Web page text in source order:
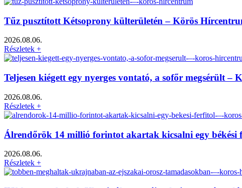
Tűz pusztított Kétsoprony külterületén – Körös
2026.08.06.
Részletek +
Teljesen kiégett egy nyerges vontató, a sofőr megsérült –
2026.08.06.
Részletek +
Álrendőrök 14 millió forintot akartak kicsalni egy
2026.08.06.
Részletek +